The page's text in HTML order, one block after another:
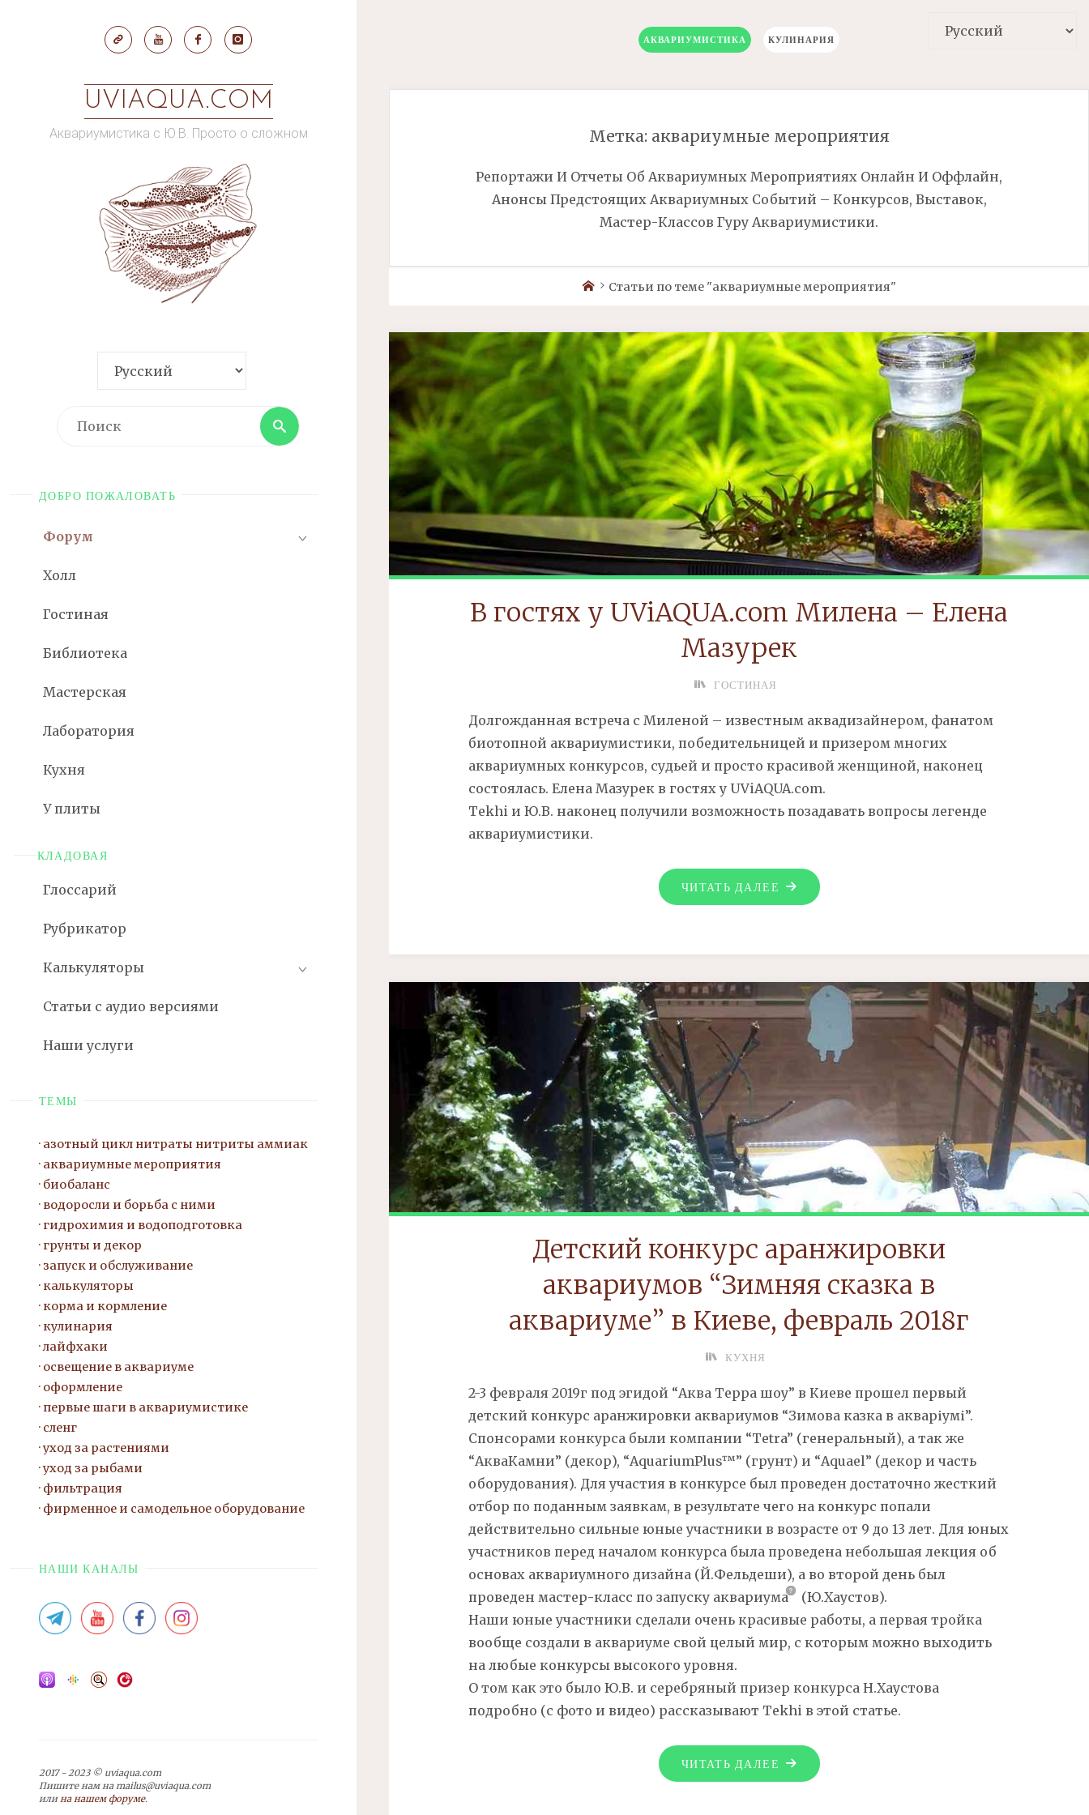
UVIAQUA.COM
Аквариумистика с Ю.В. Просто о сложном
Поиск
ДОБРО ПОЖАЛОВАТЬ
Форум
Холл
Гостиная
Библиотека
Мастерская
Лаборатория
Кухня
У плиты
КЛАДОВАЯ
Глоссарий
Рубрикатор
Калькуляторы
Статьи с аудио версиями
Наши услуги
ТЕМЫ
азотный цикл нитраты нитриты аммиак
аквариумные мероприятия
биобаланс
водоросли и борьба с ними
гидрохимия и водоподготовка
грунты и декор
запуск и обслуживание
калькуляторы
корма и кормление
кулинария
лайфхаки
освещение в аквариуме
оформление
первые шаги в аквариумистике
сленг
уход за растениями
уход за рыбами
фильтрация
фирменное и самодельное оборудование
НАШИ КАНАЛЫ
2017 - 2023 © uviaqua.com
Пишите нам на mailus@uviaqua.com
илина нашем форуме.
АКВАРИУМИСТИКА КУЛИНАРИЯ
Метка: аквариумные мероприятия
Репортажи И Отчеты Об Аквариумных Мероприятиях Онлайн И Оффлайн,
Анонсы Предстоящих Аквариумных Событий – Конкурсов, Выставок,
Мастер-Классов Гуру Аквариумистики.
Home
Статьи по теме "аквариумные мероприятия"
В гостях у UViAQUA.com Милена – Елена
Мазурек
ГОСТИНАЯ
Долгожданная встреча с Миленой – известным аквадизайнером, фанатом
биотопной аквариумистики, победительницей и призером многих
аквариумных конкурсов, судьей и просто красивой женщиной, наконец
состоялась. Елена Мазурек в гостях у UViAQUA.com.
Tekhi и Ю.В. наконец получили возможность позадавать вопросы легенде
аквариумистики.
ЧИТАТЬ ДАЛЕЕ "В
ГОСТЯХ
UVIAQUA.COM
–
ЕЛЕНА
МАЗУРЕК"
Детский конкурс аранжировки
аквариумов “Зимняя сказка в
аквариуме” в Киеве, февраль 2018г
КУХНЯ
2-3 февраля 2019г под эгидой “Аква Терра шоу” в Киеве прошел первый
детский конкурс аранжировки аквариумов “Зимова казка в акваріумі”.
Спонсорами конкурса были компании “Tetra” (генеральный), а так же
“АкваКамни” (декор), “AquariumPlus™” (грунт) и “Aquael” (декор и часть
оборудования). Для участия в конкурсе был проведен достаточно жесткий
отбор по поданным заявкам, в результате чего на конкурс попали
действительно сильные юные участники в возрасте от 9 до 13 лет. Для юных
участников перед началом конкурса была проведена небольшая лекция об
основах аквариумного дизайна (Й.Фельдеши), а во второй день был
проведен мастер-класс по запуску аквариума
(Ю.Хаустов).
Наши юные участники сделали очень красивые работы, а первая тройка
вообще создали в аквариуме свой целый мир, с которым можно выходить
на любые конкурсы высокого уровня.
О том как это было Ю.В. и серебряный призер конкурса Н.Хаустова
подробно (с фото и видео) рассказывают Tekhi в этой статье.
ЧИТАТЬ ДАЛЕЕ "ДЕТСКИЙ
КОНКУРС